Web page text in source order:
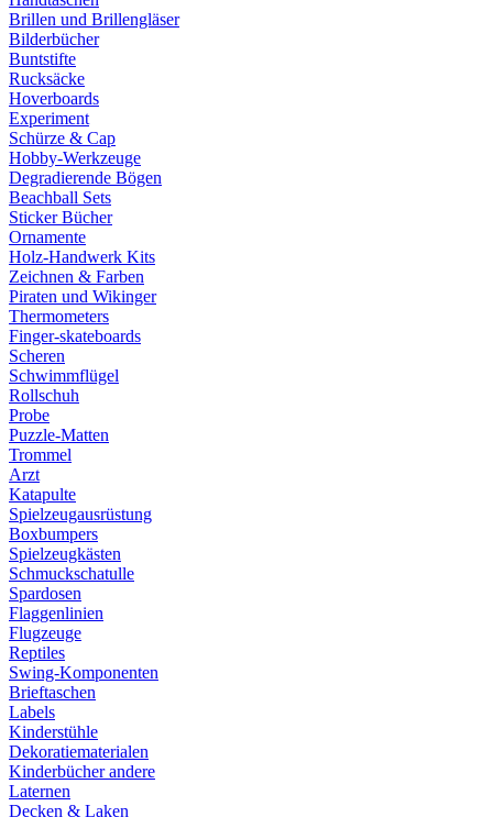
Brillen und Brillengläser
Bilderbücher
Buntstifte
Rucksäcke
Hoverboards
Experiment
Schürze & Cap
Hobby-Werkzeuge
Degradierende Bögen
Beachball Sets
Sticker Bücher
Ornamente
Holz-Handwerk Kits
Zeichnen & Farben
Piraten und Wikinger
Thermometers
Finger-skateboards
Scheren
Schwimmflügel
Rollschuh
Probe
Puzzle-Matten
Trommel
Arzt
Katapulte
Spielzeugausrüstung
Boxbumpers
Spielzeugkästen
Schmuckschatulle
Spardosen
Flaggenlinien
Flugzeuge
Reptiles
Swing-Komponenten
Brieftaschen
Labels
Kinderstühle
Dekoratiematerialen
Kinderbücher andere
Laternen
Decken & Laken